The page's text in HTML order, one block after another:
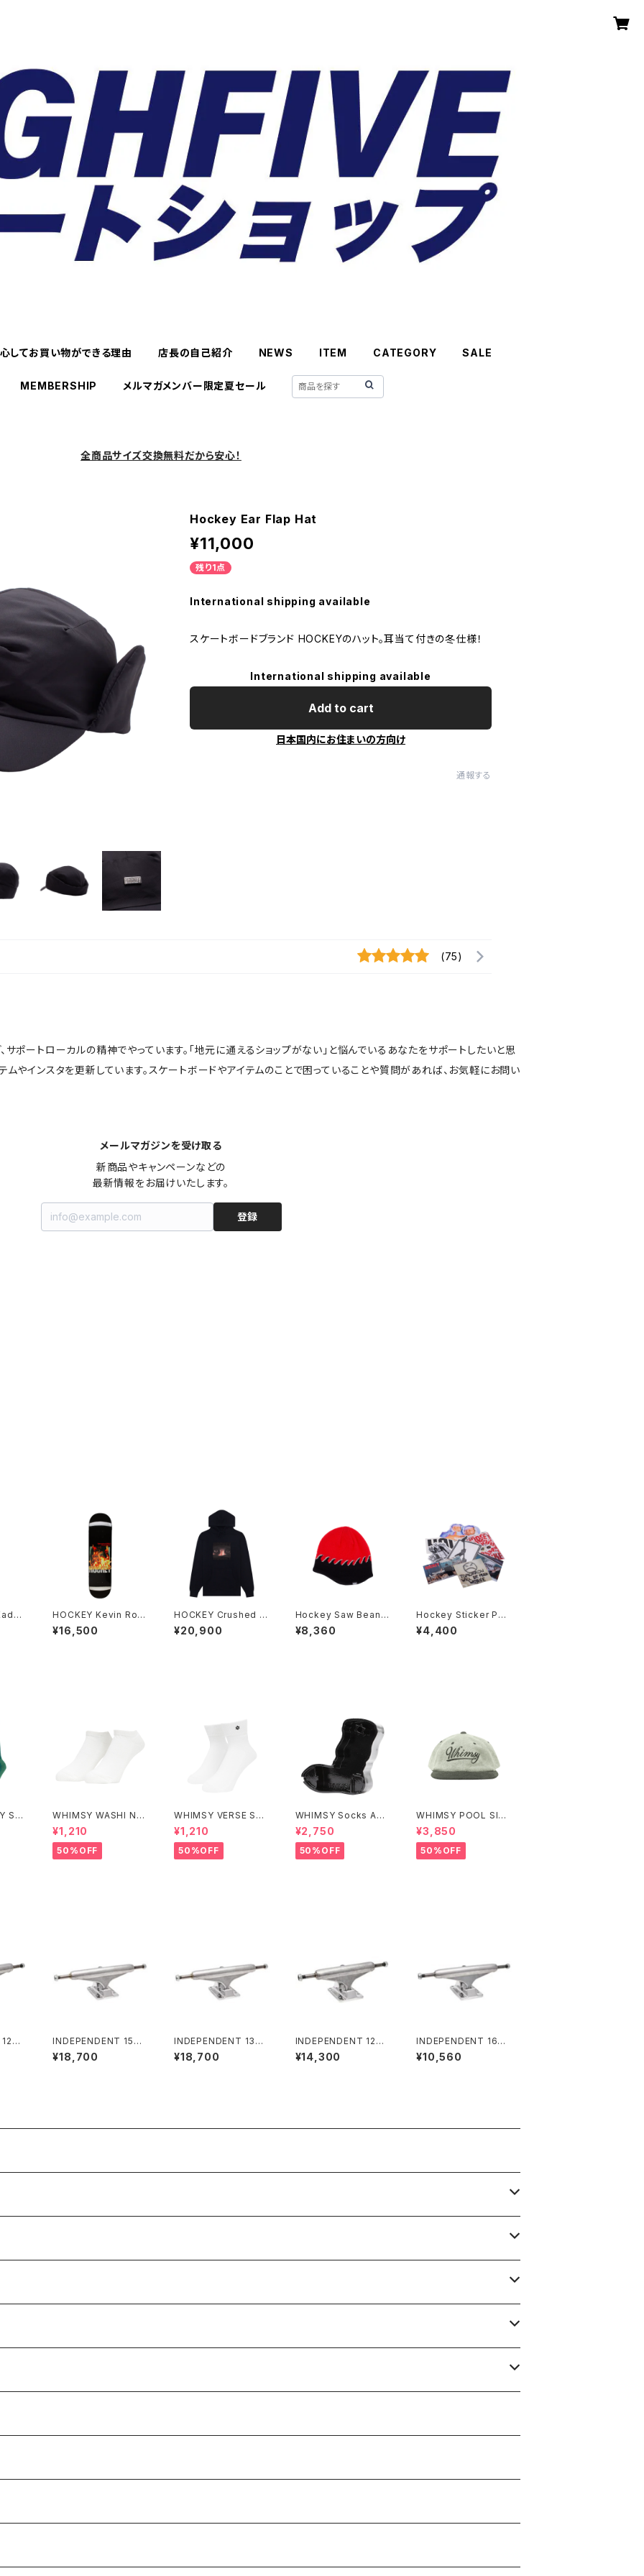
してお買い物ができる理由 店長の自己紹介 NEWS ITEM CATEGORY SALE
MEMBERSHIP メルマガメンバー限定夏セール
全商品サイズ交換無料だから安心！
Hockey Ear Flap Hat
¥11,000
残り1点
International shipping available
スケートボードブランド HOCKEYのハット。耳当て付きの冬仕様！
International shipping available
Add to cart
日本国内にお住まいの方向け
通報する
(75)
サポートローカルの精神でやっています。「地元に通えるショップがない」と悩んでいるあなたをサポートしたいと思
ムやインスタを更新しています。スケートボードやアイテムのことで困っていることや質問があれば、お気軽にお問い
メールマガジンを受け取る
新商品やキャンペーンなどの
最新情報をお届けいたします。
登録
HOCKEY Kevin Rodr
igues Temperature
s 8.25インチ ホッキー
¥16,500
HOCKEY Crushed H
oodie ブラック
¥20,900
Hockey Saw Beanie
レッド
¥8,360
Hockey Sticker Pac
k Holiday 24
¥4,400
SO
WHIMSY WASHI NO
SHOW SOCKS
¥1,210
50%OFF
WHIMSY VERSE SO
CKS
¥1,210
50%OFF
WHIMSY Socks Ash
Tray
¥2,750
50%OFF
WHIMSY POOL SIDE
CAP
¥3,850
50%OFF
INDEPENDENT 159
STAGE 11 FORGED T
ITANIUM STANDAR
ード トラック
¥18,700
INDEPENDENT 139
STAGE 11 FORGED T
ITANIUM STANDAR
ード トラック
¥18,700
INDEPENDENT 129
STAGE 11 FORGED H
OLLOW SILVER STA
ケートボード トラック
¥14,300
INDEPENDENT 169
STAGE 11 POLISHED
SKATEBOARD TRUC
¥10,560